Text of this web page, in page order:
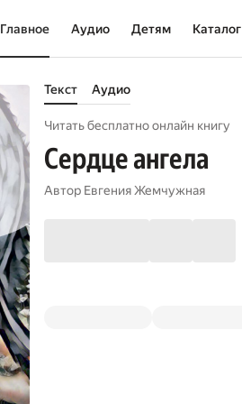
Главное Аудио Детям Каталог
Текст Аудио
Читать бесплатно онлайн книгу
Сердце ангела
Автор Евгения Жемчужная